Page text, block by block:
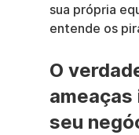
sua própria
entende os
O
seu